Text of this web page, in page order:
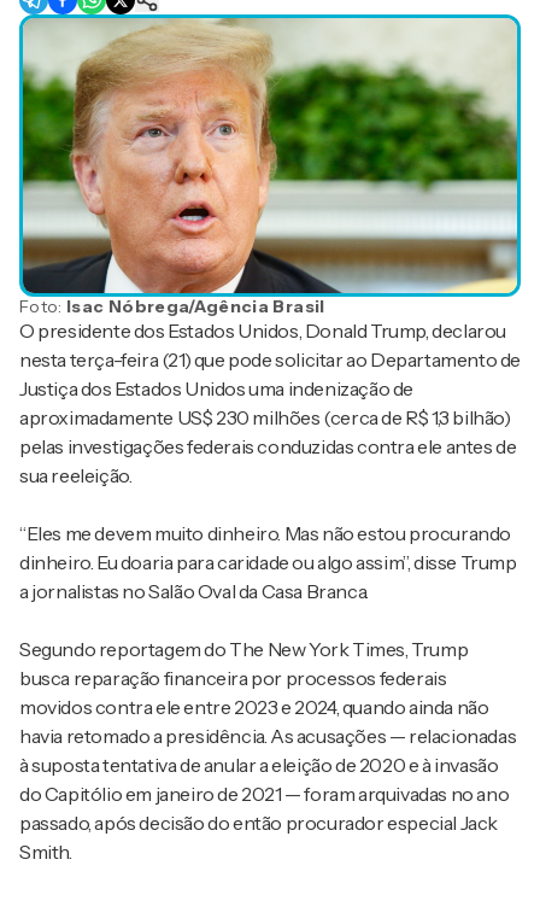
Foto: Isac Nóbrega/Agência Brasil
O presidente dos Estados Unidos, Donald Trump, declarou
nesta terça-feira (21) que pode solicitar ao Departamento de
Justiça dos Estados Unidos uma indenização de
aproximadamente US$ 230 milhões (cerca de R$ 1,3 bilhão)
pelas investigações federais conduzidas contra ele antes de
sua reeleição.
“Eles me devem muito dinheiro. Mas não estou procurando
dinheiro. Eu doaria para caridade ou algo assim”, disse Trump
a jornalistas no Salão Oval da Casa Branca.
Segundo reportagem do The New York Times, Trump
busca reparação financeira por processos federais
movidos contra ele entre 2023 e 2024, quando ainda não
havia retomado a presidência. As acusações — relacionadas
à suposta tentativa de anular a eleição de 2020 e à invasão
do Capitólio em janeiro de 2021 — foram arquivadas no ano
passado, após decisão do então procurador especial Jack
Smith.